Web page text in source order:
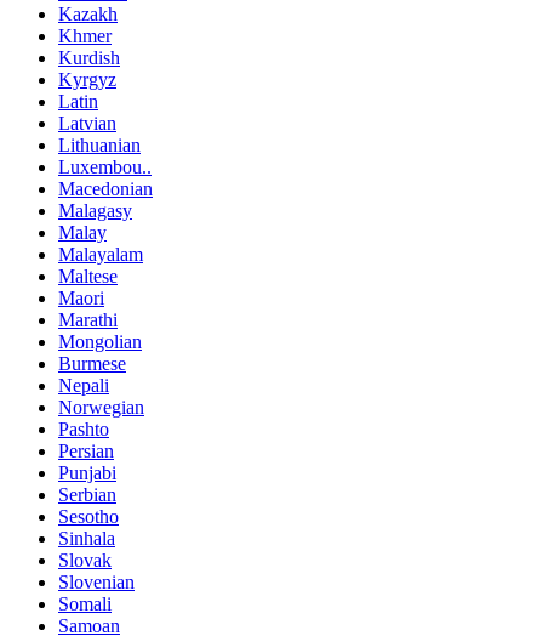
Kazakh
Khmer
Kurdish
Kyrgyz
Latin
Latvian
Lithuanian
Luxembou..
Macedonian
Malagasy
Malay
Malayalam
Maltese
Maori
Marathi
Mongolian
Burmese
Nepali
Norwegian
Pashto
Persian
Punjabi
Serbian
Sesotho
Sinhala
Slovak
Slovenian
Somali
Samoan